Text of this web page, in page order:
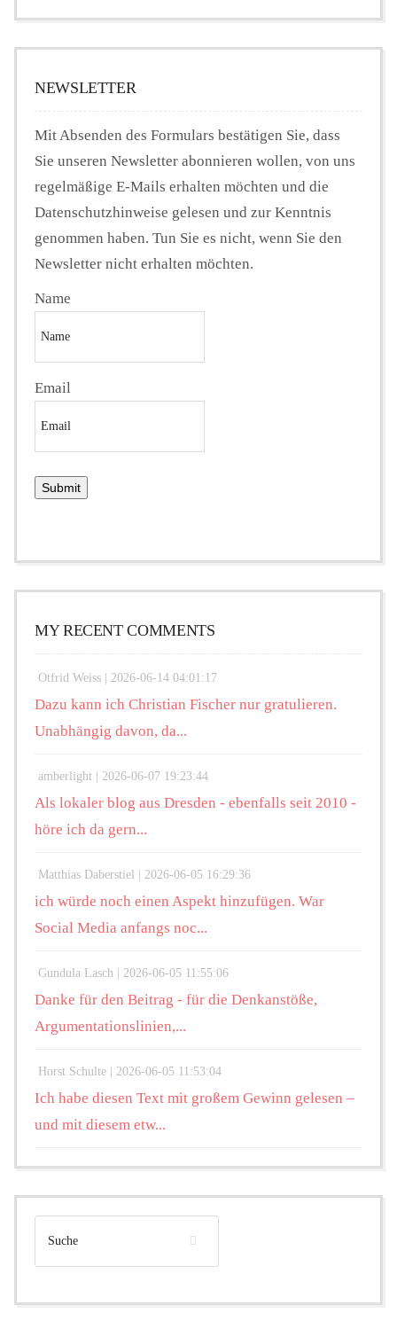
NEWSLETTER
Mit Absenden des Formulars bestätigen Sie, dass
Sie unseren Newsletter abonnieren wollen, von uns
regelmäßige E-Mails erhalten möchten und die
Datenschutzhinweise gelesen und zur Kenntnis
genommen haben. Tun Sie es nicht, wenn Sie den
Newsletter nicht erhalten möchten.
Name
Email
MY RECENT COMMENTS
Otfrid Weiss | 2026-06-14 04:01:17
Dazu kann ich Christian Fischer nur gratulieren.
Unabhängig davon, da...
amberlight | 2026-06-07 19:23:44
Als lokaler blog aus Dresden - ebenfalls seit 2010 -
höre ich da gern...
Matthias Daberstiel | 2026-06-05 16:29:36
ich würde noch einen Aspekt hinzufügen. War
Social Media anfangs noc...
Gundula Lasch | 2026-06-05 11:55:06
Danke für den Beitrag - für die Denkanstöße,
Argumentationslinien,...
Horst Schulte | 2026-06-05 11:53:04
Ich habe diesen Text mit großem Gewinn gelesen –
und mit diesem etw...